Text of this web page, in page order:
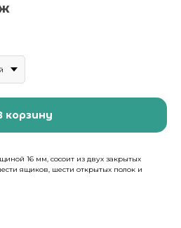
корзину
16 мм, сосоит из двух закрытых
ящиков, шести открытых полок и